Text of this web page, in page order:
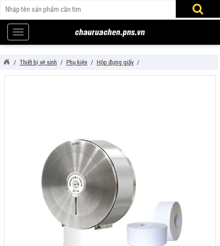
Thiết bị vệ sinh Phụ kiện Hộp đựng giấy